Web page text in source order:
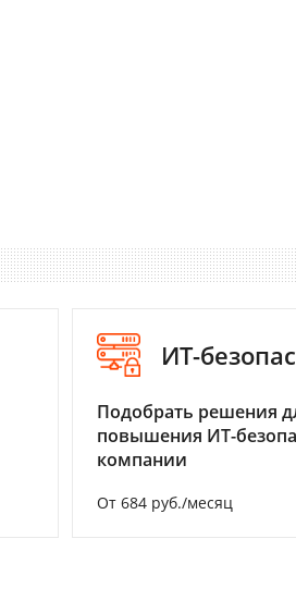
ИТ-
Подобрать решения
повышения ИТ-
компании
От 684 руб./месяц